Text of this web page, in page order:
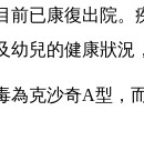
已康復出院
兒的健康狀況
克沙奇A型，